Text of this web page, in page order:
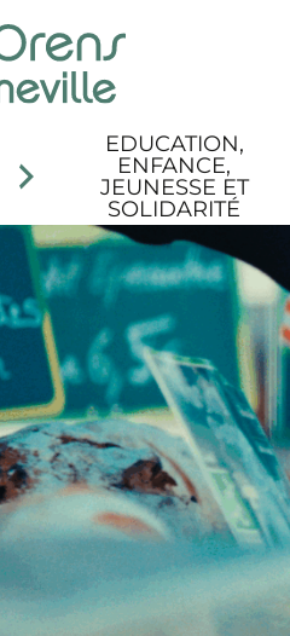
EDUCATION,
ENFANCE,
JEUNESSE ET
SOLIDARITÉ